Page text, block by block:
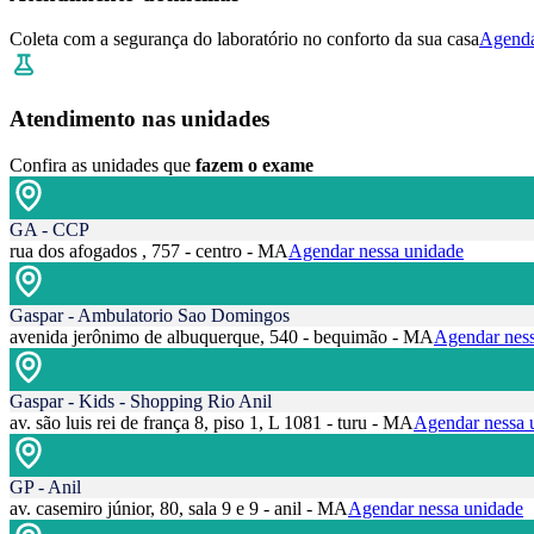
Coleta com a segurança do laboratório no conforto da sua casa
Atendimento nas unidades
Confira as unidades que fazem o exame
GA - CCP
rua dos afogados , 757 - centro - MAAgendar nessa unidade
Gaspar - Ambulatorio Sao Domingos
avenida jerônimo de albuquerque, 540 - bequimão - MAAgendar
Gaspar - Kids - Shopping Rio Anil
av. são luis rei de frança 8, piso 1, L 1081 - turu - MAAgendar nessa
GP - Anil
av. casemiro júnior, 80, sala 9 e 9 - anil - MAAgendar nessa unidade